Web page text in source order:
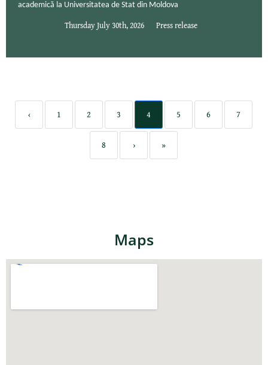
academică la Universitatea de Stat din Moldova
Thursday July 30th, 2026 Press release
‹ 1 2 3 4 5 6 7
8 › »
Maps